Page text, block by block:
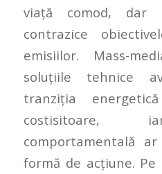
viață comod, dar
contrazice
emisiilor. Mass-
soluțiile tehnice
tranziția
costisitoare,
comportamentală
formă de acțiune.